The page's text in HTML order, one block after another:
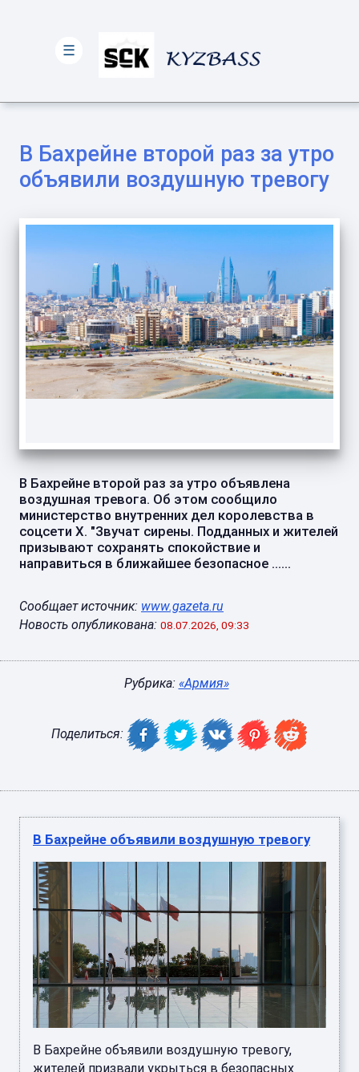
В Бахрейне второй раз за утро
объявили воздушную тревогу
В Бахрейне второй раз за утро объявлена
воздушная тревога. Об этом сообщило
министерство внутренних дел королевства в
соцсети X. "Звучат сирены. Подданных и жителей
призывают сохранять спокойствие и
направиться в ближайшее безопасное ......
Сообщает источник: www.gazeta.ru
Новость опубликована: 08.07.2026, 09:33
Рубрика: «Армия»
Поделиться:
В Бахрейне объявили воздушную тревогу
В Бахрейне объявили воздушную тревогу,
жителей призвали укрыться в безопасных
☰